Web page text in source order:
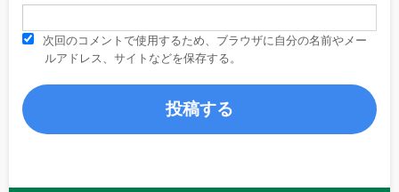
次回のコメントで使用するため、ブラウザに自分の名前やメー
ルアドレス、サイトなどを保存する。